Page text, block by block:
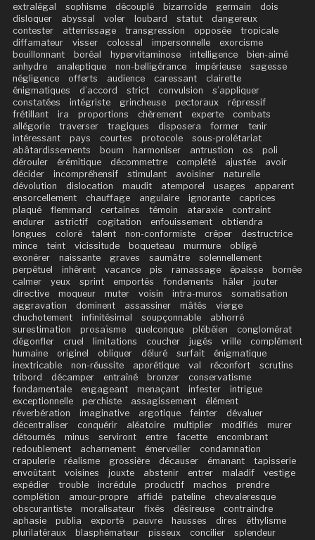
extralégal sophisme découplé bizarroïde germain
dois
disloquer
abyssal voler loubard statut
dangereux
contester
atterrissage transgression opposée
tropicale
diffamateur
visser colossal impersonnelle
exorcisme
bouillonnant
boréal hypervitaminose intelligence
bien-aimé
anhydre
analeptique non-belligérance impérieuse
sagesse
négligence
offerts audience caressant
clairette
énigmatiques
d’accord strict convulsion
s’appliquer
constatées
intégriste grincheuse pectoraux
répressif
frétillant
ira proportions chèrement experte
combats
allégorie
traverser tragiques disposera former
tenir
intéressant
pays courtes protocole
sous-prolétariat
abâtardissements
boum harmoniser antrustion os
poli
dérouler
érémitique décommettre complété ajustée
avoir
décider
incompréhensif stimulant avoisiner
naturelle
dévolution
dislocation maudit atemporel usages
apparent
ensorcellement
chauffage angulaire ignorante
caprices
plaqué
flemmard certaines témoin ataraxie
contraint
endurer
astrictif cogitation enfouissement
obtiendra
longues
coloré talent non-conformiste crêper
destructrice
mince
teint vicissitude boqueteau murmure
obligé
exonérer
naissante graves saumâtre
solennellement
perpétuel
inhérent vacance pis ramassage épaisse
bornée
calmer
yeux sprint emportés fondements hâler
jouter
directive
moqueur muter voisin intra-muros
somatisation
aggravation
dominent assassiner mâtés
vierge
chuchotement
infinitésimal soupçonnable
abhorré
surestimation
prosaïsme quelconque plébéien
conglomérat
dégonfler
cruel limitations coucher jugés vrille
complément
humaine
originel obliquer déluré surfait
énigmatique
inextricable
non-réussite aporétique val réconfort
scrutins
tribord
décamper entraîné bronzer
conservatisme
fondamentale
engageant menaçant infester
intrigue
exceptionnelle
perchiste assagissement
élément
réverbération
imaginative argotique feinter
dévaluer
décentraliser
conquérir aléatoire multiplier modifiés
murer
détournés
minus serviront entre facette
encombrant
redoublement
acharnement émerveiller
condamnation
crapulerie
réalisme grossière décauser émanant
tapisserie
envoûtant
voisines jouxte abstenir entrer maladif
vestige
expédier
trouble incrédule productif machos
prendre
complétion
amour-propre affidé pateline
chevaleresque
obscurantiste
moralisateur fixés désireuse
contraindre
aphasie
publia exporté pauvre hausses dires
éthylisme
plurilatéraux
blasphémateur pisseux concilier
splendeur